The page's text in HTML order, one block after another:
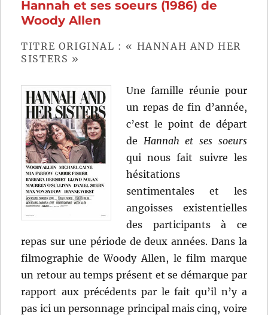
Hannah et ses soeurs (1986) de
Woody Allen
TITRE ORIGINAL : « HANNAH AND HER
SISTERS »
Une famille réunie pour
un repas de fin d’année,
c’est le point de départ
de Hannah et ses soeurs
qui nous fait suivre les
hésitations
sentimentales et les
angoisses existentielles
des participants à ce
repas sur une période de deux années. Dans la
filmographie de Woody Allen, le film marque
un retour au temps présent et se démarque par
rapport aux précédents par le fait qu’il n’y a
pas ici un personnage principal mais cinq, voire